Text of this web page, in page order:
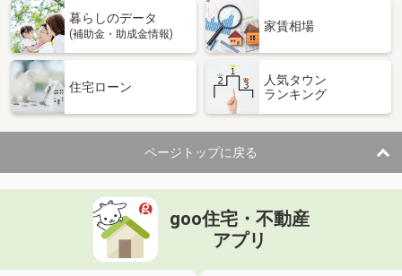
暮らしのデータ
(補助金・助成金情報)
家賃相場
住宅ローン
人気タウン
ランキング
ページトップに戻る
goo住宅・不動産
アプリ